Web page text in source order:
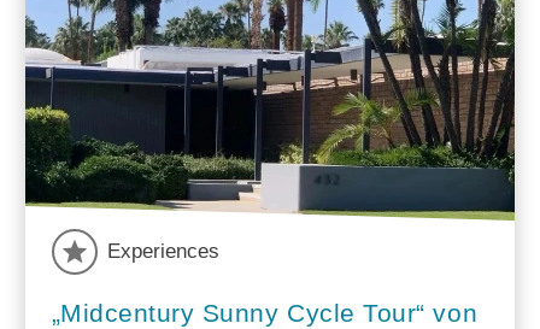
Experiences
„Midcentury Sunny Cycle Tour“ von